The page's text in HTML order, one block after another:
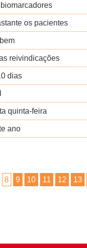
os pacientes
reivindicações
dias
quinta-feira
ano
8 9 10 11 12 13